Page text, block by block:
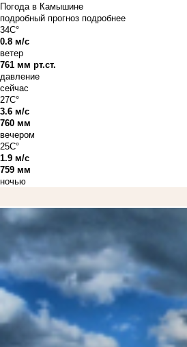
Погода в Камышине
подробный прогноз подробнее
34C°
0.8 м/с
ветер
761 мм рт.ст.
давление
сейчас
27C°
3.6 м/с
760 мм
вечером
25C°
1.9 м/с
759 мм
ночью